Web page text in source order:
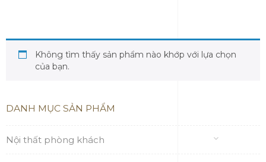
Không tìm thấy sản phẩm nào khớp với lựa chọn
của bạn.
DANH MỤC SẢN PHẨM
Nội thất phòng khách